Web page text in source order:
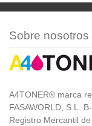
Sobre nosotros
A4TONER® marca
FASAWORLD, S.L.
Registro Mercantil